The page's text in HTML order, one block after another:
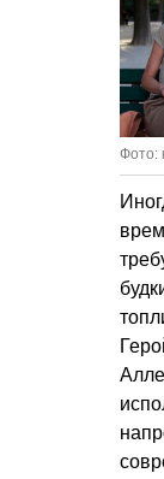
Фото: